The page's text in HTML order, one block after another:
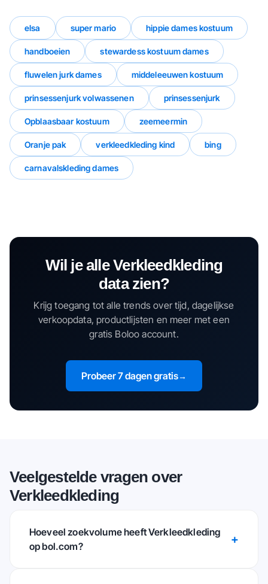
elsa super mario hippie dames kostuum
handboeien stewardess kostuum dames
fluwelen jurk dames middeleeuwen kostuum
prinsessenjurk volwassenen prinsessenjurk
Opblaasbaar kostuum zeemeermin
Oranje pak verkleedkleding kind bing
carnavalskleding dames
Wil je alleVerkleedkleding
data zien?
Krijg toegang tot alle trends over tijd, dagelijkse
verkoopdata, productlijsten en meer met een
gratis Boloo account.
Probeer 7 dagen gratis→
Veelgestelde vragen over
Verkleedkleding
Hoeveel zoekvolume heeft Verkleedkleding
op bol.com?